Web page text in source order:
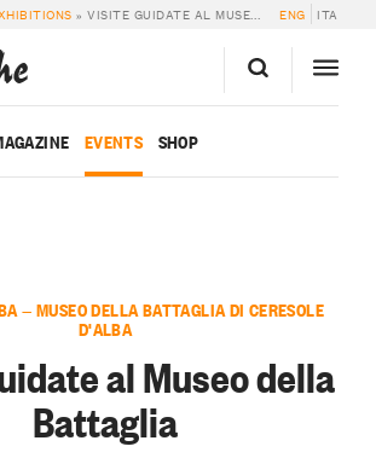
»VISITE GUIDATE AL MUSEO DELLA BATTAGLIA ENG ITA
EVENTS SHOP
— MUSEO DELLA BATTAGLIA DI CERESOLE
D'ALBA
al Museo della
Battaglia